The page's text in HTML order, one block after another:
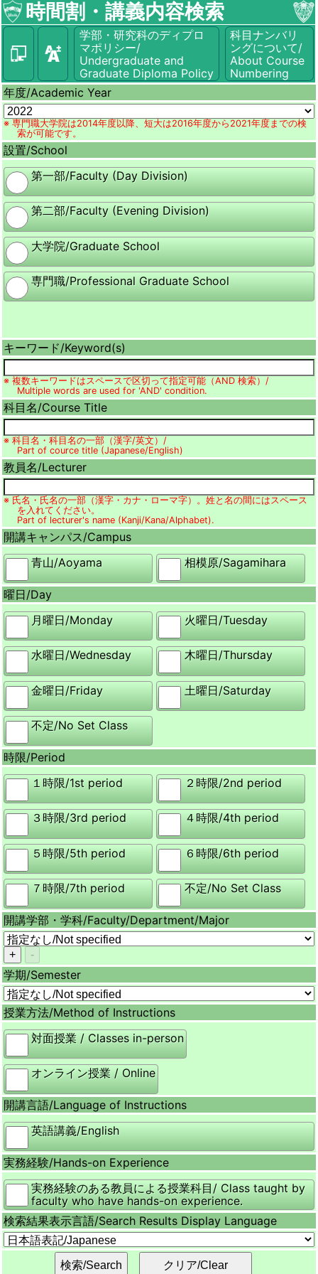
時間割・講義内容検索
学部・研究科のディプロ
マポリシー/
Undergraduate and
Graduate Diploma Policy
科目ナンバリ
ングについて/
About Course
Numbering
年度/Academic Year
※ 専門職大学院は2014年度以降、短大は2016年度から2021年度までの検
索が可能です。
設置/School
第一部/Faculty (Day Division)
第二部/Faculty (Evening Division)
大学院/Graduate School
専門職/Professional Graduate School
キーワード/Keyword(s)
※ 複数キーワードはスペースで区切って指定可能（AND 検索）/
Multiple words are used for 'AND' condition.
科目名/Course Title
※ 科目名・科目名の一部（漢字/英文）/
Part of cource title (Japanese/English)
教員名/Lecturer
※ 氏名・氏名の一部（漢字・カナ・ローマ字）。姓と名の間にはスペース
を入れてください。
Part of lecturer's name (Kanji/Kana/Alphabet).
開講キャンパス/Campus
青山/Aoyama 相模原/Sagamihara
曜日/Day
月曜日/Monday 火曜日/Tuesday
水曜日/Wednesday 木曜日/Thursday
金曜日/Friday 土曜日/Saturday
不定/No Set Class
時限/Period
１時限/1st period ２時限/2nd period
３時限/3rd period ４時限/4th period
５時限/5th period ６時限/6th period
７時限/7th period 不定/No Set Class
開講学部・学科/Faculty/Department/Major
学期/Semester
授業方法/Method of Instructions
対面授業 / Classes in-person
オンライン授業 / Online
開講言語/Language of Instructions
英語講義/English
実務経験/Hands-on Experience
実務経験のある教員による授業科目/ Class taught by
faculty who have hands-on experience.
検索結果表示言語/Search Results Display Language